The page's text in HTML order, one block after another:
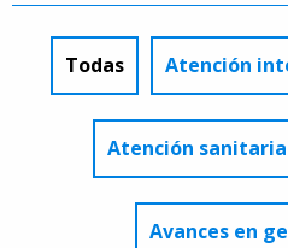
Todas Atención
Atención
Avances en